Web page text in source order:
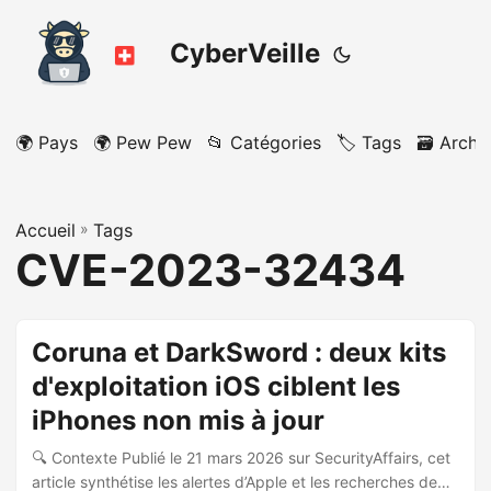
CyberVeille
🌍 Pays 🌍 Pew Pew 📂 Catégories 🏷️ Tags 🗃️
Accueil » Tags
CVE-2023-32434
Coruna et DarkSword : deux kits
d'exploitation iOS ciblent les
iPhones non mis à jour
🔍 Contexte Publié le 21 mars 2026 sur SecurityAffairs, cet
article synthétise les alertes d’Apple et les recherches de